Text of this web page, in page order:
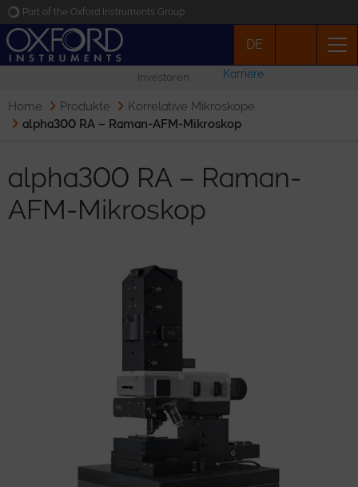
Part of the Oxford Instruments Group
News
Kontakt
DE
Investoren Karriere
Home Produkte
Korrelative Mikroskope
alpha300 RA – Raman-AFM-Mikroskop
alpha300 RA – Raman-
AFM-Mikroskop